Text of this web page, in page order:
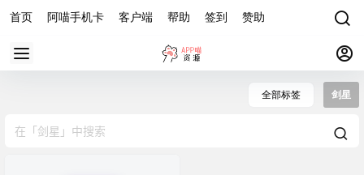
首页 阿喵手机卡 客户端 帮助 签到 赞助
全部标签 剑星